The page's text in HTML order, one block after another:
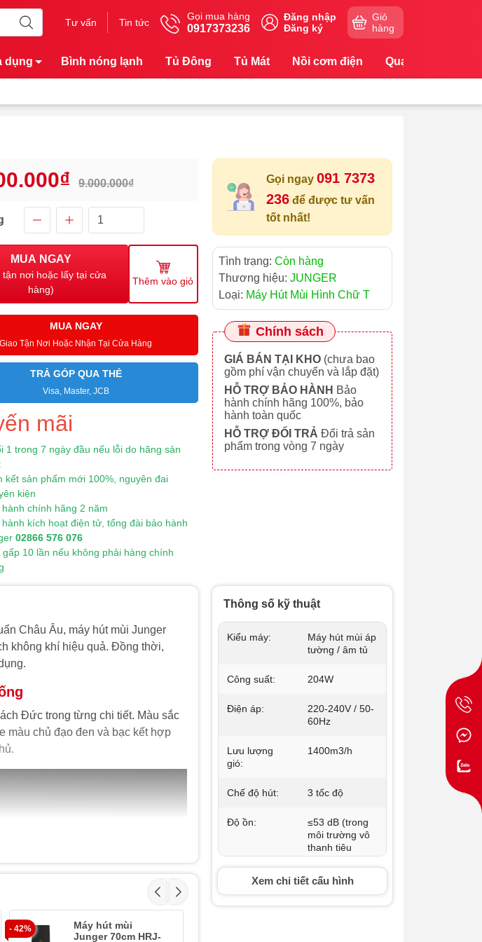
Tư vấn Tin tức
Gọi mua hàng
0917373236
Đăng nhập
Đăng ký
Giỏ
hàng
dụng Bình nóng lạnh Tủ Đông Tủ Mát Nồi cơm điện Quạt
9.000.000₫
MUA NGAY
tận nơi hoặc lấy tại cửa
hàng)
Thêm vào giỏ
MUA NGAY
Giao Tận Nơi Hoặc Nhận Tại Cửa Hàng
TRẢ GÓP QUA THẺ
Visa, Master, JCB
mãi
1 trong 7 ngày đầu nếu lỗi do hãng sản
kết sản phẩm mới 100%, nguyên đai
kiện
hành chính hãng 2 năm
hành kích hoạt điện tử, tổng đài bảo hành
02866 576 076
10 lần nếu không phải hàng chính
Gọi ngay 091 7373
236để được tư vấn
tốt nhất!
Tình trạng: Còn hàng
Thương hiệu: JUNGER
Loại: Máy Hút Mùi Hình Chữ T
Chính sách
GIÁ BÁN TẠI KHO(chưa bao
gồm phí vận chuyển và lắp đặt)
HỖ TRỢ BẢO HÀNH Bảo
hành chính hãng 100%, bảo
hành toàn quốc
HỖ TRỢ ĐỔI TRẢ Đổi trả sản
phẩm trong vòng 7 ngày
Thông số kỹ thuật
Kiểu máy:
Máy hút mùi áp
tường / âm tủ
Công suất: 204W
Điện áp:
220-240V / 50-
60Hz
Lưu lượng
gió:
1400m3/h
Chế độ hút: 3 tốc độ
Độ ồn:
≤53 dB (trong
môi trường vô
thanh tiêu
chuẩn)
Xem chi tiết cấu hình
Châu Âu, máy hút mùi Junger
không khí hiệu quả. Đồng thời,
Đức trong từng chi tiết. Màu sắc
màu chủ đạo đen và bạc kết hợp
- 42%
Máy hút mùi
Junger 70cm HRJ-